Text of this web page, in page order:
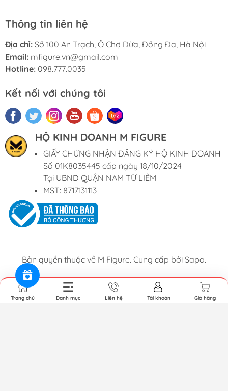
Thông tin liên hệ
Địa chỉ: Số 100 An Trạch, Ô Chợ Dừa, Đống Đa, Hà Nội
Email: mfigure.vn@gmail.com
Hotline: 098.777.0035
Kết nối với chúng tôi
HỘ KINH DOANH M FIGURE
GIẤY CHỨNG NHẬN ĐĂNG KÝ HỘ KINH DOANH
Số 01K8035445 cấp ngày 18/10/2024
Tại UBND QUẬN NAM TỪ LIÊM
MST: 8717131113
Bản quyền thuộc về M Figure. Cung cấp bởi Sapo.
Trang chủ Danh mục Liên hệ Tài khoản Giỏ hàng